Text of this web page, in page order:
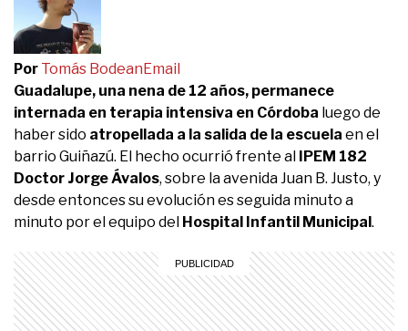
Por Tomás BodeanEmail
Guadalupe, una nena de 12 años, permanece
internada en terapia intensiva en Córdoba luego de
haber sido atropellada a la salida de la escuela en el
barrio Guiñazú. El hecho ocurrió frente al IPEM 182
Doctor Jorge Ávalos, sobre la avenida Juan B. Justo, y
desde entonces su evolución es seguida minuto a
minuto por el equipo del Hospital Infantil Municipal.